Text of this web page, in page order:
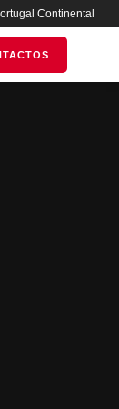
Continental